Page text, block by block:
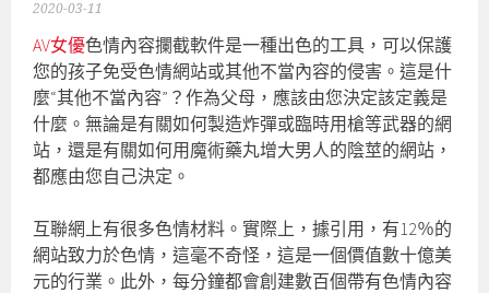
2020-03-11
AV女優色情內容攔截軟件是一種出色的工具，可以保護
您的孩子免受色情網站或其他不當內容的侵害。這是什
麼“其他不當內容”？作為父母，應該由您決定該定義是
什麼。無論是有關如何製造炸彈或臨時用槍等武器的網
站，還是有關如何用魔術藥丸增大男人的陰莖的網站，
都應由您自己決定。
互聯網上有很多色情材料。實際上，據引用，有12％的
網站致力於色情，這毫不奇怪，這是一個價值數十億美
元的行業。此外，每分鐘都會創建數百個帶有色情內容